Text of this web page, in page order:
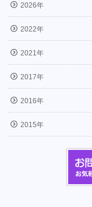
2026年
2022年
2021年
2017年
2016年
2015年